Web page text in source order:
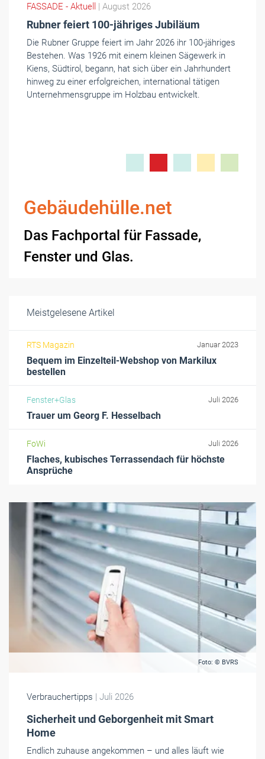
FASSADE - Aktuell | August 2026
Rubner feiert 100-jähriges Jubiläum
Die Rubner Gruppe feiert im Jahr 2026 ihr 100-jähriges
Bestehen. Was 1926 mit einem kleinen Sägewerk in
Kiens, Südtirol, begann, hat sich über ein Jahrhundert
hinweg zu einer erfolgreichen, international tätigen
Unternehmensgruppe im Holzbau entwickelt.
Gebäudehülle.net
Das Fachportal für Fassade,
Fenster und Glas.
Meistgelesene Artikel
RTS Magazin Januar 2023
Bequem im Einzelteil-Webshop von Markilux
bestellen
Fenster+Glas Juli 2026
Trauer um Georg F. Hesselbach
FoWi Juli 2026
Flaches, kubisches Terrassendach für höchste
Ansprüche
Foto: © BVRS
Verbrauchertipps | Juli 2026
Sicherheit und Geborgenheit mit Smart
Home
Endlich zuhause angekommen – und alles läuft wie